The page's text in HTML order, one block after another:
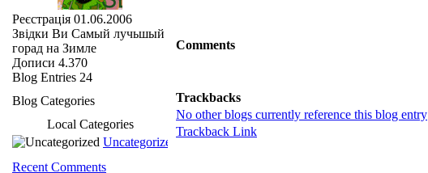
Comments
Trackbacks
No other blogs currently reference this blog entry
Trackback Link
Реєстрація 01.06.2006
Звідки Ви Самый лучьшый
горад на Зимле
Дописи 4.370
Blog Entries 24
Blog Categories
Local Categories
Uncategorized
Recent Comments